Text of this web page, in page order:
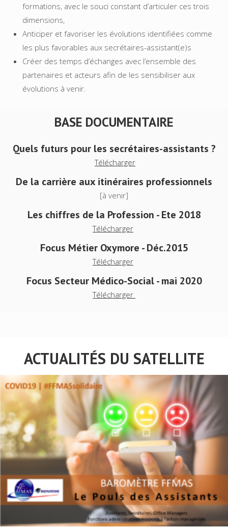
formations, avec le souci constant d’articuler ces trois
dimensions,
Anticiper et favoriser les évolutions identifiées comme
les plus favorables aux secrétaires-assistant(e)s
Créer des temps d’échanges avec l’ensemble des
partenaires et acteurs afin de les sensibiliser aux
évolutions à venir.
BASE DOCUMENTAIRE
Quels futurs pour les secrétaires-assistants ?
Télécharger
De la carrière aux itinéraires professionnels
[à venir]
Les chiffres de la Profession - Ete 2018
Télécharger
Focus Métier Oxymore - Déc.2015
Télécharger
Focus Secteur Médico-Social - mai 2020
Télécharger
ACTUALITÉS DU SATELLITE